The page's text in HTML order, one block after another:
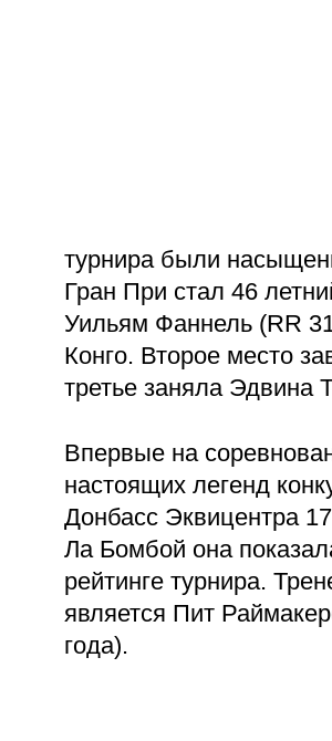
турнира были
Гран При стал 46
Уильям Фаннель (RR
Конго. Второе место
третье заняла Эдвина
Впервые на
настоящих легенд
Донбасс Эквицентра
Ла Бомбой она
рейтинге турнира.
является Пит
года).